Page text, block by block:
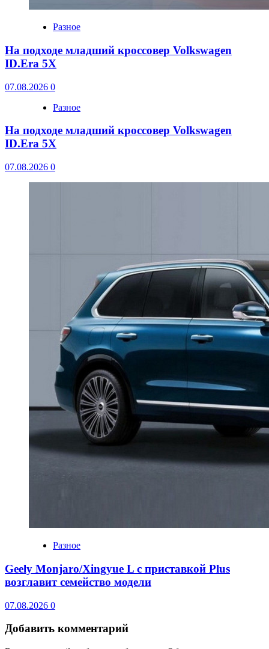
Разное
На подходе младший кроссовер Volkswagen
ID.Era 5X
07.08.2026 0
Разное
На подходе младший кроссовер Volkswagen
ID.Era 5X
07.08.2026 0
Разное
Geely Monjaro/Xingyue L с приставкой Plus
возглавит семейство модели
07.08.2026 0
Добавить комментарий